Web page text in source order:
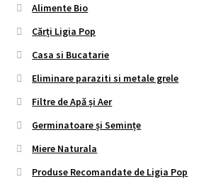
Alimente Bio
Cărți Ligia Pop
Casa si Bucatarie
Eliminare paraziti si metale grele
Filtre de Apă și Aer
Germinatoare și Semințe
Miere Naturala
Produse Recomandate de Ligia Pop